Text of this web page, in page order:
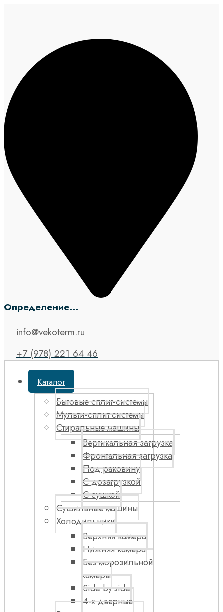
Определение...
info@vekoterm.ru
+7 (978) 221 64 46
Каталог
Бытовые сплит-системы
Мульти-сплит системы
Стиральные машины
Вертикальная загрузка
Фронтальная загрузка
Под раковину
С дозагрузкой
С сушкой
Сушильные машины
Холодильники
Верхняя камера
Нижняя камера
Без морозильной
камеры
Side by side
4-х дверные